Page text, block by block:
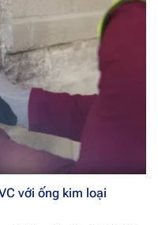
với ống kim loại